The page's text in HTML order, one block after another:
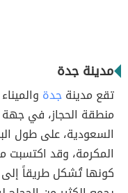
مدينة جدة
تقع مدينةجدة
منطقة الحجاز، في جهة
السعودية، على طول
المكرمة، وقد اكتسبت
كونها تُشكل طريقاً إلى